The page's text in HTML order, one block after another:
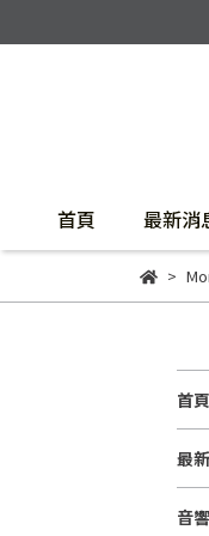
首頁 最新消
首頁
最
音